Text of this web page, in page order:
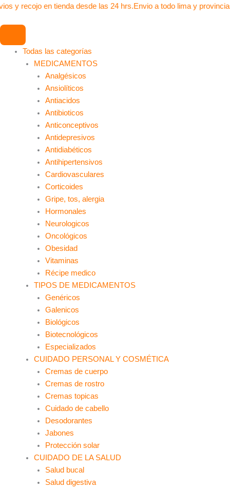
Ir
contenido
y recojo en tienda desde las 24 hrs.Envio a todo lima y
Todas las categorías
MEDICAMENTOS
Analgésicos
Ansiolíticos
Antiacidos
Antibioticos
Anticonceptivos
Antidepresivos
Antidiabéticos
Antihipertensivos
Cardiovasculares
Corticoides
Gripe, tos, alergia
Hormonales
Neurologicos
Oncológicos
Obesidad
Vitaminas
Récipe medico
TIPOS DE MEDICAMENTOS
Genéricos
Galenicos
Biológicos
Biotecnológicos
Especializados
CUIDADO PERSONAL Y COSMÉTICA
Cremas de cuerpo
Cremas de rostro
Cremas topicas
Cuidado de cabello
Desodorantes
Jabones
Protección solar
CUIDADO DE LA SALUD
Salud bucal
Salud digestiva